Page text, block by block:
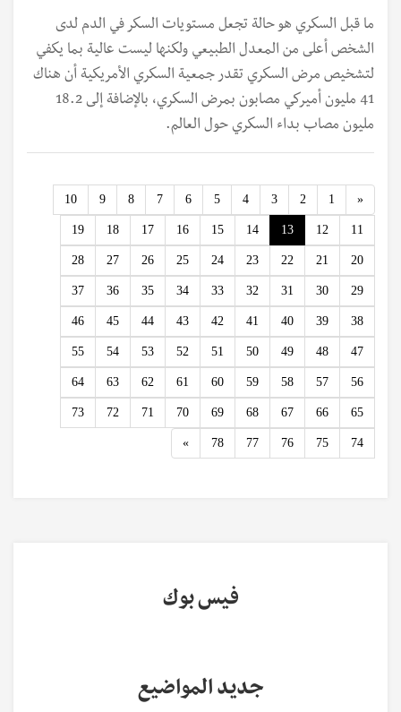
ما قبل السكري هو حالة تجعل مستويات السكر في الدم لدى
الشخص أعلى من المعدل الطبيعي ولكنها ليست عالية بما يكفي
لتشخيص مرض السكري تقدر جمعية السكري الأمريكية أن هناك
41 مليون أميركي مصابون بمرض السكري، بالإضافة إلى 18.2
مليون مصاب بداء السكري حول العالم.
«
Previous
1
2
3
4
5
6
7
8
9
10
11
12
13
14
15
16
17
18
19
20
21
22
23
24
25
26
27
28
29
30
31
32
33
34
35
36
37
38
39
40
41
42
43
44
45
46
47
48
49
50
51
52
53
54
55
56
57
58
59
60
61
62
63
64
65
66
67
68
69
70
71
72
73
74
75
76
77
78
»
Next
فيس بوك
جديد المواضيع